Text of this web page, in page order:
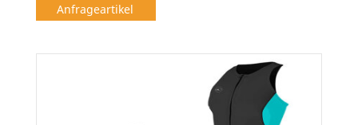
Anfrageartikel